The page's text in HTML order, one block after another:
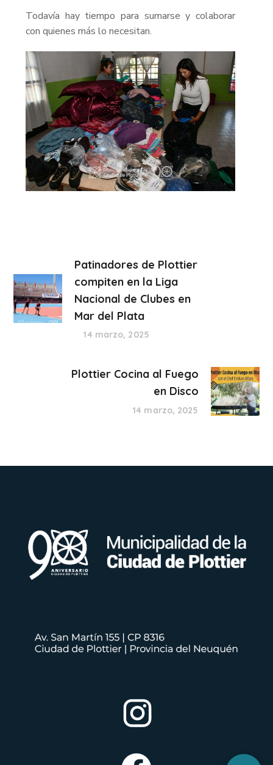
Todavía hay tiempo para sumarse y colaborar
con quienes más lo necesitan.
Patinadores de Plottier
compiten en la Liga
Nacional de Clubes en
Mar del Plata
14 marzo, 2025
Plottier Cocina al Fuego
en Disco
14 marzo, 2025